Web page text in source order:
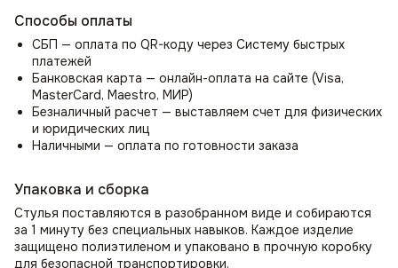
Прочные металлический каркас мягкого стула со спинкой
Boss (Босс) покрыты гипоаллергенными материалами,
включая холлофайбер, поролон и ткань велюр антикоготь.
Роскошная обивка из велюра создает невероятный уют
и мягкость. Благодаря высокой износостойкости, стул
идеально подходит для семей с детьми и домашними
животными, а также ресторанов и кафе.
Универсальность дизайна в интерьерных решения
Могут служить как дизайнерские стулья на кухню
и дополнением к обеденному столу, в том числе для кафе
и ресторанов.
Комплект стульев для гостиной или прихожей
Способы оплаты
СБП — оплата по QR-коду через Систему быстрых
платежей
Банковская карта — онлайн-оплата на сайте (Visa,
MasterCard, Maestro, МИР)
Безналичный расчет — выставляем счет для физических
и юридических лиц
Наличными — оплата по готовности заказа
Упаковка и сборка
Стулья поставляются в разобранном виде и собираются
за 1 минуту без специальных навыков. Каждое изделие
защищено полиэтиленом и упаковано в прочную коробку
для безопасной транспортировки.